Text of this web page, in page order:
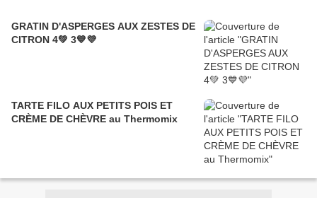
GRATIN D'ASPERGES AUX ZESTES DE
CITRON 4💚 3💙💜
TARTE FILO AUX PETITS POIS ET
CRÈME DE CHÈVRE au Thermomix